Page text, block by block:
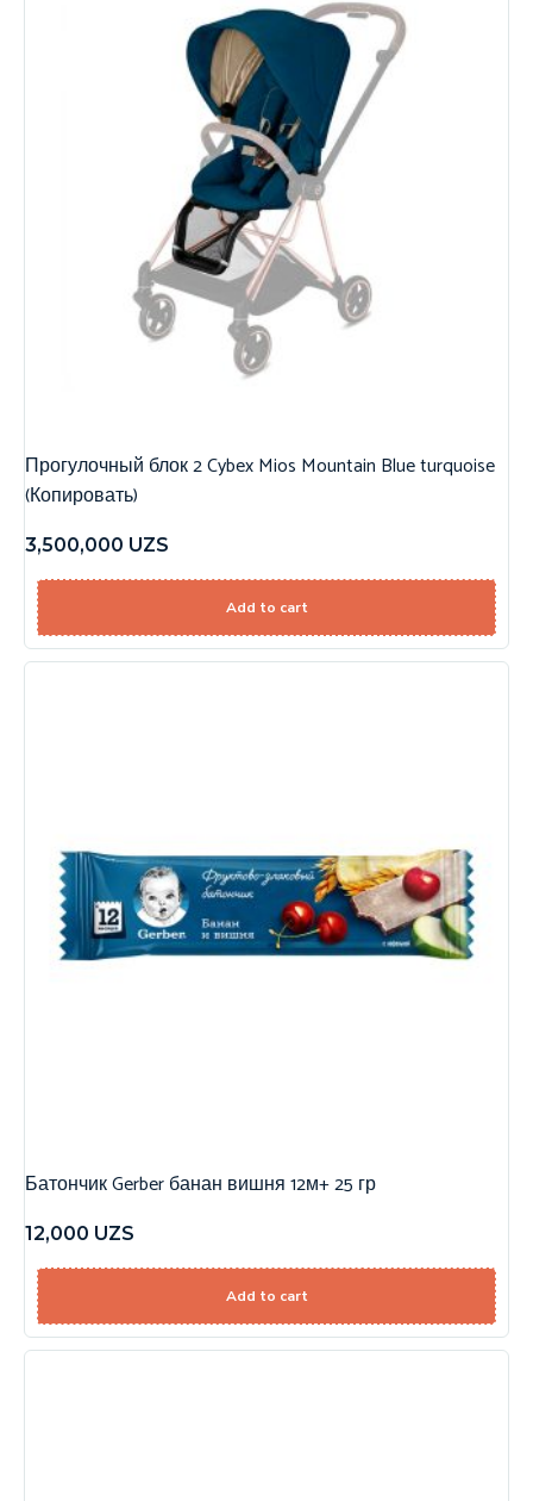
Прогулочный блок 2 Cybex Mios Mountain Blue turquoise
(Копировать)
3,500,000 UZS
Add to cart
Батончик Gerber банан вишня 12м+ 25 гр
12,000 UZS
Add to cart